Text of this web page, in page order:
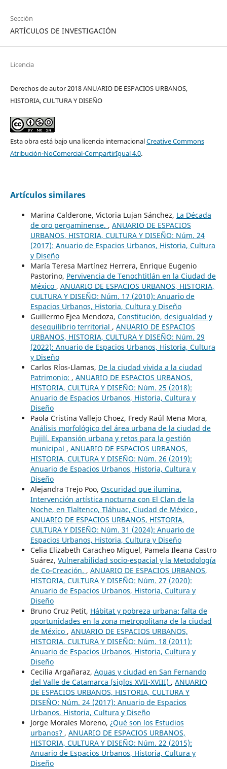
Sección
ARTÍCULOS DE INVESTIGACIÓN
Licencia
Derechos de autor 2018 ANUARIO DE ESPACIOS URBANOS,
HISTORIA, CULTURA Y DISEÑO
Esta obra está bajo una licencia internacionalCreative Commons
Atribución-NoComercial-CompartirIgual 4.0.
Artículos similares
Marina Calderone, Victoria Lujan Sánchez, La Década
de oro pergaminense. , ANUARIO DE ESPACIOS
URBANOS, HISTORIA, CULTURA Y DISEÑO: Núm. 24
(2017): Anuario de Espacios Urbanos, Historia, Cultura
y Diseño
María Teresa Martínez Herrera, Enrique Eugenio
Pastorino, Pervivencia de Tenochtitlán en la Ciudad de
México , ANUARIO DE ESPACIOS URBANOS, HISTORIA,
CULTURA Y DISEÑO: Núm. 17 (2010): Anuario de
Espacios Urbanos, Historia, Cultura y Diseño
Guillermo Ejea Mendoza, Constitución, desigualdad y
desequilibrio territorial , ANUARIO DE ESPACIOS
URBANOS, HISTORIA, CULTURA Y DISEÑO: Núm. 29
(2022): Anuario de Espacios Urbanos, Historia, Cultura
y Diseño
Carlos Ríos-Llamas, De la ciudad vivida a la ciudad
Patrimonio: , ANUARIO DE ESPACIOS URBANOS,
HISTORIA, CULTURA Y DISEÑO: Núm. 25 (2018):
Anuario de Espacios Urbanos, Historia, Cultura y
Diseño
Paola Cristina Vallejo Choez, Fredy Raúl Mena Mora,
Análisis morfológico del área urbana de la ciudad de
Pujilí. Expansión urbana y retos para la gestión
municipal , ANUARIO DE ESPACIOS URBANOS,
HISTORIA, CULTURA Y DISEÑO: Núm. 26 (2019):
Anuario de Espacios Urbanos, Historia, Cultura y
Diseño
Alejandra Trejo Poo, Oscuridad que ilumina.
Intervención artística nocturna con El Clan de la
Noche, en Tlaltenco, Tláhuac, Ciudad de México ,
ANUARIO DE ESPACIOS URBANOS, HISTORIA,
CULTURA Y DISEÑO: Núm. 31 (2024): Anuario de
Espacios Urbanos, Historia, Cultura y Diseño
Celia Elizabeth Caracheo Miguel, Pamela Ileana Castro
Suárez, Vulnerabilidad socio-espacial y la Metodología
de Co-Creación. , ANUARIO DE ESPACIOS URBANOS,
HISTORIA, CULTURA Y DISEÑO: Núm. 27 (2020):
Anuario de Espacios Urbanos, Historia, Cultura y
Diseño
Bruno Cruz Petit, Hábitat y pobreza urbana: falta de
oportunidades en la zona metropolitana de la ciudad
de México , ANUARIO DE ESPACIOS URBANOS,
HISTORIA, CULTURA Y DISEÑO: Núm. 18 (2011):
Anuario de Espacios Urbanos, Historia, Cultura y
Diseño
Cecilia Argañaraz, Aguas y ciudad en San Fernando
del Valle de Catamarca (siglos XVII-XVIII) , ANUARIO
DE ESPACIOS URBANOS, HISTORIA, CULTURA Y
DISEÑO: Núm. 24 (2017): Anuario de Espacios
Urbanos, Historia, Cultura y Diseño
Jorge Morales Moreno, ¿Qué son los Estudios
urbanos? , ANUARIO DE ESPACIOS URBANOS,
HISTORIA, CULTURA Y DISEÑO: Núm. 22 (2015):
Anuario de Espacios Urbanos, Historia, Cultura y
Diseño